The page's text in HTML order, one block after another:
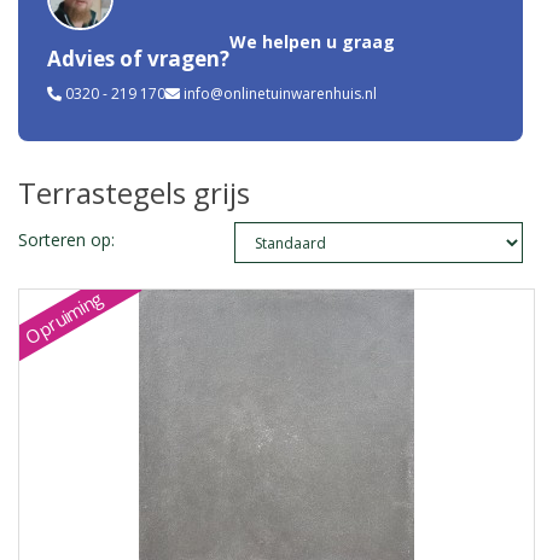
Advies of vragen?
We helpen u graag
0320 - 219 170 info@onlinetuinwarenhuis.nl
Terrastegels grijs
Sorteren op:
Opruiming